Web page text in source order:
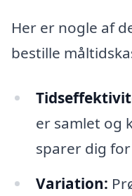
Her er nogle af
bestille
er samlet og
sparer dig
Variation: